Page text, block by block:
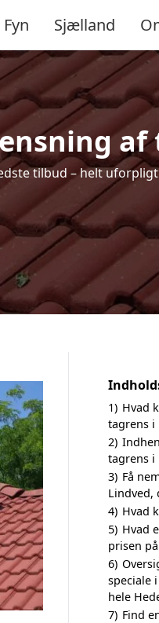
Fyn Sjælland
af
tilbud – helt
1) Hvad
tagrens i
2)
tagrens i
3) Få
Lindved,
4) Hvad
5) Hvad
prisen
6)
speciale
hele
7) Find